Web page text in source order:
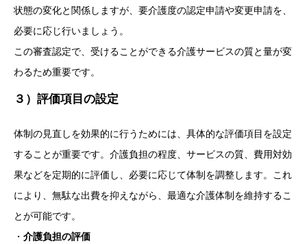
状態の変化と関係しますが、要介護度の認定申請や変更申請を、
必要に応じ行いましょう。
この審査認定で、受けることができる介護サービスの質と量が変
わるため重要です。
３）評価項目の設定
体制の見直しを効果的に行うためには、具体的な評価項目を設定
することが重要です。介護負担の程度、サービスの質、費用対効
果などを定期的に評価し、必要に応じて体制を調整します。これ
により、無駄な出費を抑えながら、最適な介護体制を維持するこ
とが可能です。
・ 介護負担の評価